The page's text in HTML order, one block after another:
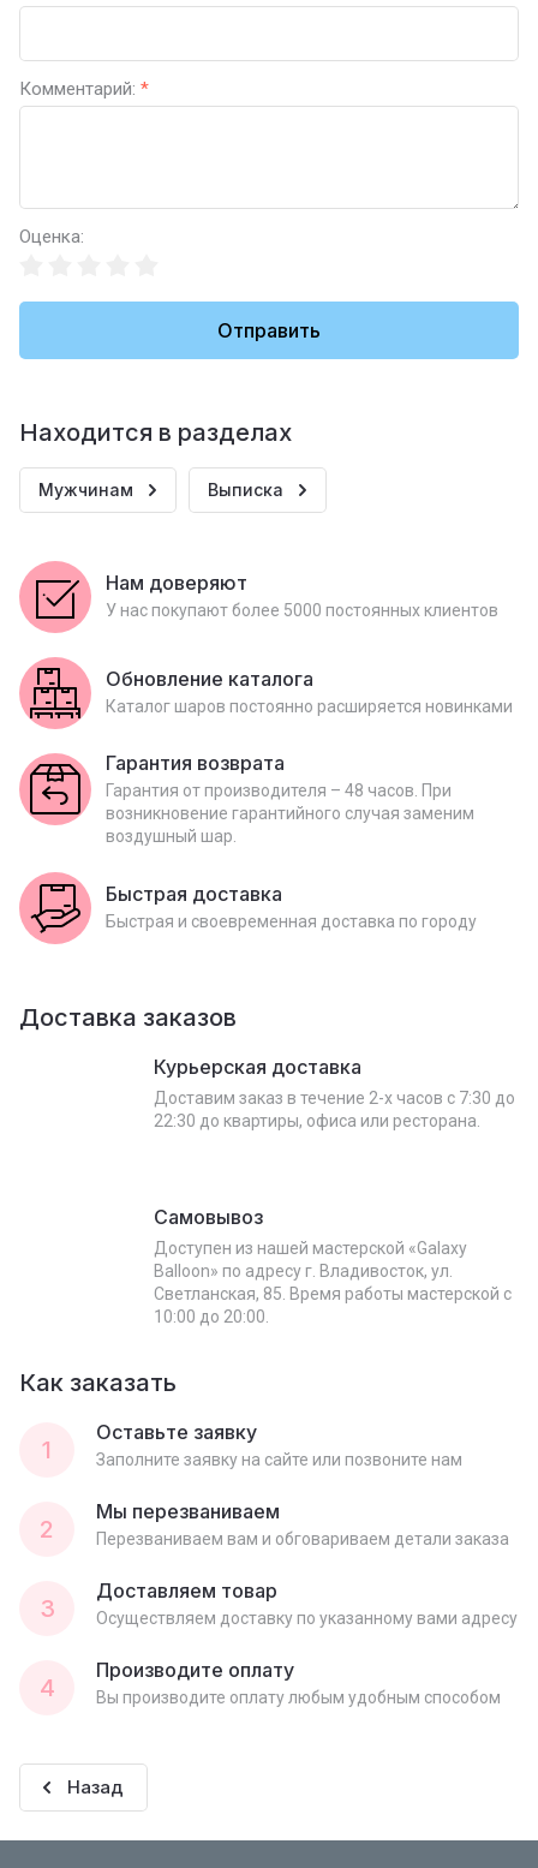
Комментарий: *
Оценка:
Отправить
Находится в разделах
Мужчинам Выписка
Нам доверяют
У нас покупают более 5000 постоянных клиентов
Обновление каталога
Каталог шаров постоянно расширяется новинками
Гарантия возврата
Гарантия от производителя – 48 часов. При
возникновение гарантийного случая заменим
воздушный шар.
Быстрая доставка
Быстрая и своевременная доставка по городу
Доставка заказов
Курьерская доставка
Доставим заказ в течение 2-х часов с 7:30 до
22:30 до квартиры, офиса или ресторана.
Самовывоз
Доступен из нашей мастерской «Galaxy
Balloon» по адресу г. Владивосток, ул.
Светланская, 85. Время работы мастерской с
10:00 до 20:00.
Как заказать
1
Оставьте заявку
Заполните заявку на сайте или позвоните нам
2
Мы перезваниваем
Перезваниваем вам и обговариваем детали заказа
3
Доставляем товар
Осуществляем доставку по указанному вами адресу
4
Производите оплату
Вы производите оплату любым удобным способом
Назад